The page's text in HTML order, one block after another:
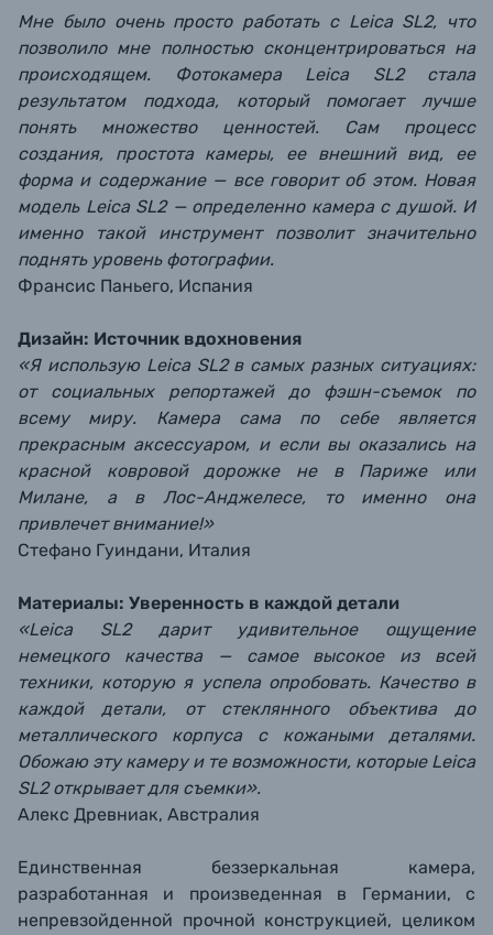
Мне было очень просто работать с Leica SL2, что
позволило мне полностью сконцентрироваться на
происходящем. Фотокамера Leica SL2 стала
результатом подхода, который помогает лучше
понять множество ценностей. Сам процесс
создания, простота камеры, ее внешний вид, ее
форма и содержание — все говорит об этом. Новая
модель Leica SL2 — определенно камера с душой. И
именно такой инструмент позволит значительно
поднять уровень фотографии.
Франсис Паньего, Испания
Дизайн: Источник вдохновения
«Я использую Leica SL2 в самых разных ситуациях:
от социальных репортажей до фэшн-съемок по
всему миру. Камера сама по себе является
прекрасным аксессуаром, и если вы оказались на
красной ковровой дорожке не в Париже или
Милане, а в Лос-Анджелесе, то именно она
привлечет внимание!»
Стефано Гуиндани, Италия
Материалы: Уверенность в каждой детали
«Leica SL2 дарит удивительное ощущение
немецкого качества — самое высокое из всей
техники, которую я успела опробовать. Качество в
каждой детали, от стеклянного объектива до
металлического корпуса с кожаными деталями.
Обожаю эту камеру и те возможности, которые Leica
SL2 открывает для съемки».
Алекс Древниак, Австралия
Единственная беззеркальная камера,
разработанная и произведенная в Германии, с
непревзойденной прочной конструкцией, целиком